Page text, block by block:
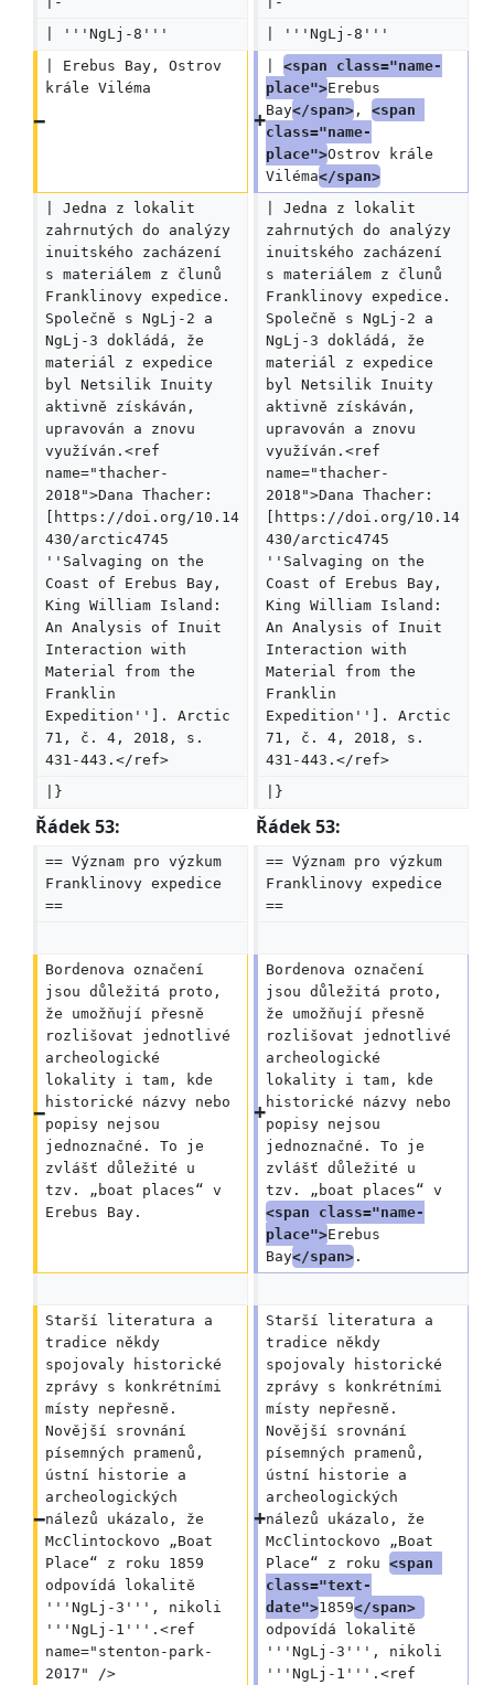
| '''NgLj-8'''
| '''NgLj-8'''
| Erebus Bay, Ostrov
krále Viléma
<span class="name-
place">Erebus
Bay</span>, <span
class="name-
place">Ostrov krále
Viléma</span>
| Jedna z lokalit
zahrnutých do analýzy
inuitského zacházení
s materiálem z člunů
Franklinovy expedice.
Společně s NgLj-2 a
NgLj-3 dokládá, že
materiál z expedice
byl Netsilik Inuity
aktivně získáván,
upravován a znovu
využíván.<ref
name="thacher-
2018">Dana Thacher:
[https://doi.org/10.14
430/arctic4745
''Salvaging on the
Coast of Erebus Bay,
King William Island:
An Analysis of Inuit
Interaction with
Material from the
Franklin
Expedition'']. Arctic
71, č. 4, 2018, s.
431-443.</ref>
| Jedna z lokalit
zahrnutých do analýzy
inuitského zacházení
s materiálem z člunů
Franklinovy expedice.
Společně s NgLj-2 a
NgLj-3 dokládá, že
materiál z expedice
byl Netsilik Inuity
aktivně získáván,
upravován a znovu
využíván.<ref
name="thacher-
2018">Dana Thacher:
[https://doi.org/10.14
430/arctic4745
''Salvaging on the
Coast of Erebus Bay,
King William Island:
An Analysis of Inuit
Interaction with
Material from the
Franklin
Expedition'']. Arctic
71, č. 4, 2018, s.
431-443.</ref>
|}
|}
Řádek 53: Řádek 53:
== Význam pro výzkum
Franklinovy expedice
==
== Význam pro výzkum
Franklinovy expedice
==
Bordenova označení
jsou důležitá proto,
že umožňují přesně
rozlišovat jednotlivé
archeologické
lokality i tam, kde
historické názvy nebo
popisy nejsou
jednoznačné. To je
zvlášť důležité u
tzv. „boat places“ v
Erebus Bay.
Bordenova označení
jsou důležitá proto,
že umožňují přesně
rozlišovat jednotlivé
archeologické
lokality i tam, kde
historické názvy nebo
popisy nejsou
jednoznačné. To je
zvlášť důležité u
tzv. „boat places“ v
<span class="name-
place">Erebus
Bay</span>.
Starší literatura a
tradice někdy
spojovaly historické
zprávy s konkrétními
místy nepřesně.
Novější srovnání
písemných pramenů,
ústní historie a
archeologických
nálezů ukázalo, že
McClintockovo „Boat
Place“ z roku 1859
odpovídá lokalitě
'''NgLj-3''', nikoli
'''NgLj-1'''.<ref
name="stenton-park-
2017" />
Starší literatura a
tradice někdy
spojovaly historické
zprávy s konkrétními
místy nepřesně.
Novější srovnání
písemných pramenů,
ústní historie a
archeologických
nálezů ukázalo, že
McClintockovo „Boat
Place“ z roku <span
class="text-
date">1859</span>
odpovídá lokalitě
'''NgLj-3''', nikoli
'''NgLj-1'''.<ref